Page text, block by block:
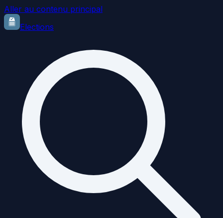
Aller au contenu principal
Elections